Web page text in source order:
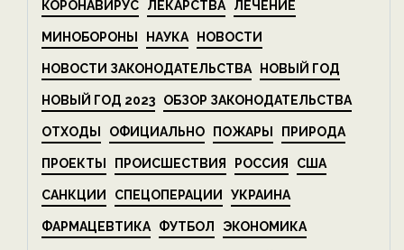
КОРОНАВИРУС ЛЕКАРСТВА ЛЕЧЕНИЕ
МИНОБОРОНЫ НАУКА НОВОСТИ
НОВОСТИ ЗАКОНОДАТЕЛЬСТВА НОВЫЙ ГОД
НОВЫЙ ГОД 2023 ОБЗОР ЗАКОНОДАТЕЛЬСТВА
ОТХОДЫ ОФИЦИАЛЬНО ПОЖАРЫ ПРИРОДА
ПРОЕКТЫ ПРОИСШЕСТВИЯ РОССИЯ США
САНКЦИИ СПЕЦОПЕРАЦИИ УКРАИНА
ФАРМАЦЕВТИКА ФУТБОЛ ЭКОНОМИКА